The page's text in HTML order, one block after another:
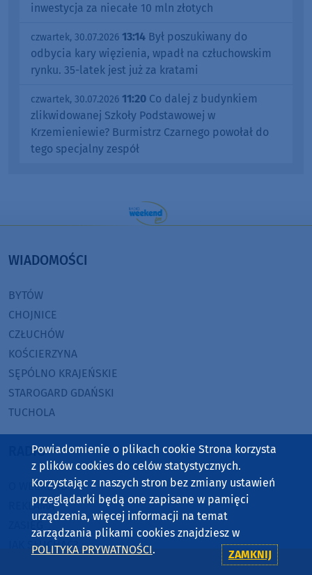
inwestycja za niecałe 10 mln złotych
czwartek, 30.07.2026 13:14 Był poszukiwany do
odbycia kary więzienia, wpadł na człuchowskim
rynku. 35-latek jest już za kratami
czwartek, 30.07.2026 11:20 Co dalej z budynkiem
zlikwidowanej Szkoły Podstawowej w
Krzemieniewie? Burmistrz Czarnego powołał do
tego specjalny zespół
WIADOMOŚCI
BYTÓW
CHOJNICE
CZŁUCHÓW
KOŚCIERZYNA
SĘPÓLNO KRAJEŃSKIE
STAROGARD GDAŃSKI
TUCHOLA
RADIO
O WEEKEND FM
REKLAMA
JAK SŁUCHAĆ?
Powiadomienie o plikach cookie Strona korzysta
z plików cookies do celów statystycznych.
Korzystając z naszych stron bez zmiany ustawień
przeglądarki będą one zapisane w pamięci
urządzenia, więcej informacji na temat
zarządzania plikami cookies znajdziesz w
POLITYKA PRYWATNOŚCI. ZAMKNIJ